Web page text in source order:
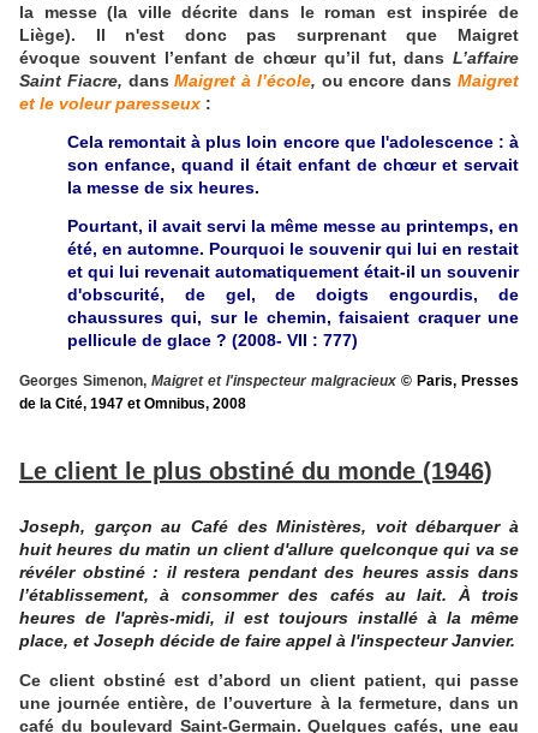
la messe (la ville décrite dans le roman est inspirée de
Liège). Il n'est donc pas surprenant que Maigret
évoque souvent l’enfant de chœur qu’il fut, dans L’affaire
Saint Fiacre, dansMaigret à l’école, ou encore dansMaigret
et le voleur paresseux :
Cela remontait à plus loin encore que l'adolescence : à
son enfance, quand il était enfant de chœur et servait
la messe de six heures.
Pourtant, il avait servi la même messe au printemps, en
été, en automne. Pourquoi le souvenir qui lui en restait
et qui lui revenait automatiquement était-il un souvenir
d'obscurité, de gel, de doigts engourdis, de
chaussures qui, sur le chemin, faisaient craquer une
pellicule de glace ? (2008- VII : 777)
Georges Simenon, Maigret et l'inspecteur malgracieux © Paris, Presses
de la Cité, 1947 et Omnibus, 2008
Le client le plus obstiné du monde (1946)
Joseph, garçon au Café des Ministères, voit débarquer à
huit heures du matin un client d'allure quelconque qui va se
révéler obstiné : il restera pendant des heures assis dans
l’établissement, à consommer des cafés au lait. À trois
heures de l'après-midi, il est toujours installé à la même
place, et Joseph décide de faire appel à l'inspecteur Janvier.
Ce client obstiné est d’abord un client patient, qui passe
une journée entière, de l’ouverture à la fermeture, dans un
café du boulevard Saint-Germain. Quelques cafés, une eau